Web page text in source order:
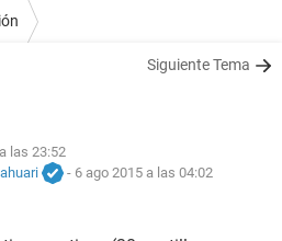
Siguiente Tema
las 23:52
- 6 ago 2015 a las 04:02